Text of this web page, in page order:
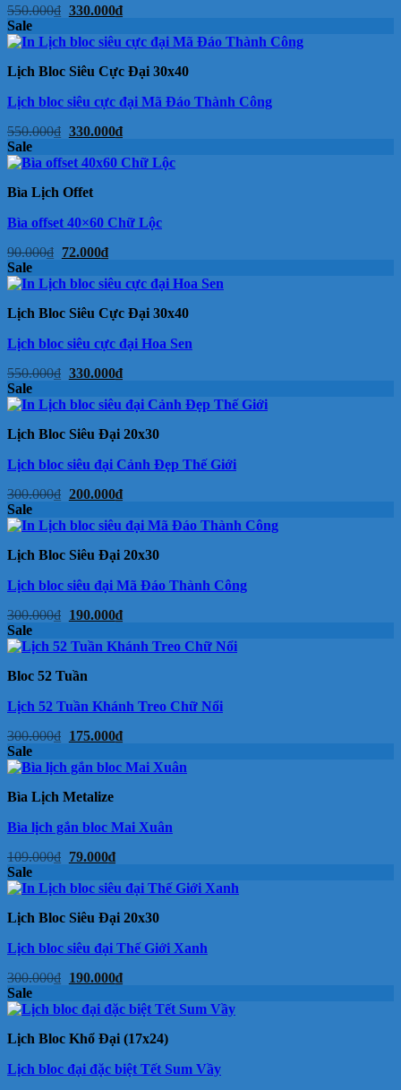
550.000₫ Giá
là:
550.000₫.
330.000₫Giá
tại
là:
330.000₫.
Sale
Lịch Bloc Siêu Cực Đại 30x40
Lịch bloc siêu cực đại Mã Đáo Thành Công
550.000₫ Giá
là:
550.000₫.
330.000₫Giá
tại
là:
Sale
Bìa Lịch Offet
Bìa offset 40×60 Chữ Lộc
90.000₫ Giá
là:
90.000₫.
72.000₫Giá
tại
là:
72.000₫.
Sale
Lịch Bloc Siêu Cực Đại 30x40
Lịch bloc siêu cực đại Hoa Sen
550.000₫ Giá
là:
550.000₫.
330.000₫Giá
tại
là:
330.000₫.
Sale
Lịch Bloc Siêu Đại 20x30
Lịch bloc siêu đại Cảnh Đẹp Thế Giới
300.000₫ Giá
là:
300.000₫.
200.000₫Giá
tại
là:
200.000₫.
Sale
Lịch Bloc Siêu Đại 20x30
Lịch bloc siêu đại Mã Đáo Thành Công
300.000₫ Giá
là:
300.000₫.
190.000₫Giá
tại
là:
Sale
Bloc 52 Tuần
Lịch 52 Tuần Khánh Treo Chữ Nổi
300.000₫ Giá
là:
300.000₫.
175.000₫Giá
tại
là:
Sale
Bìa Lịch Metalize
Bìa lịch gắn bloc Mai Xuân
109.000₫ Giá
là:
109.000₫.
79.000₫Giá
tại
là:
79.000₫.
Sale
Lịch Bloc Siêu Đại 20x30
Lịch bloc siêu đại Thế Giới Xanh
300.000₫ Giá
là:
300.000₫.
190.000₫Giá
tại
là:
190.000₫.
Sale
Lịch Bloc Khổ Đại (17x24)
Lịch bloc đại đặc biệt Tết Sum Vầy